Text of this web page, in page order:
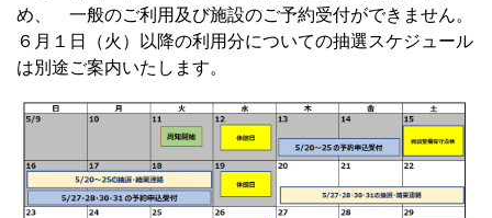
め、 一般のご利用及び施設のご予約受付ができません。
６月１日（火）以降の利用分についての抽選スケジュール
は別途ご案内いたします。